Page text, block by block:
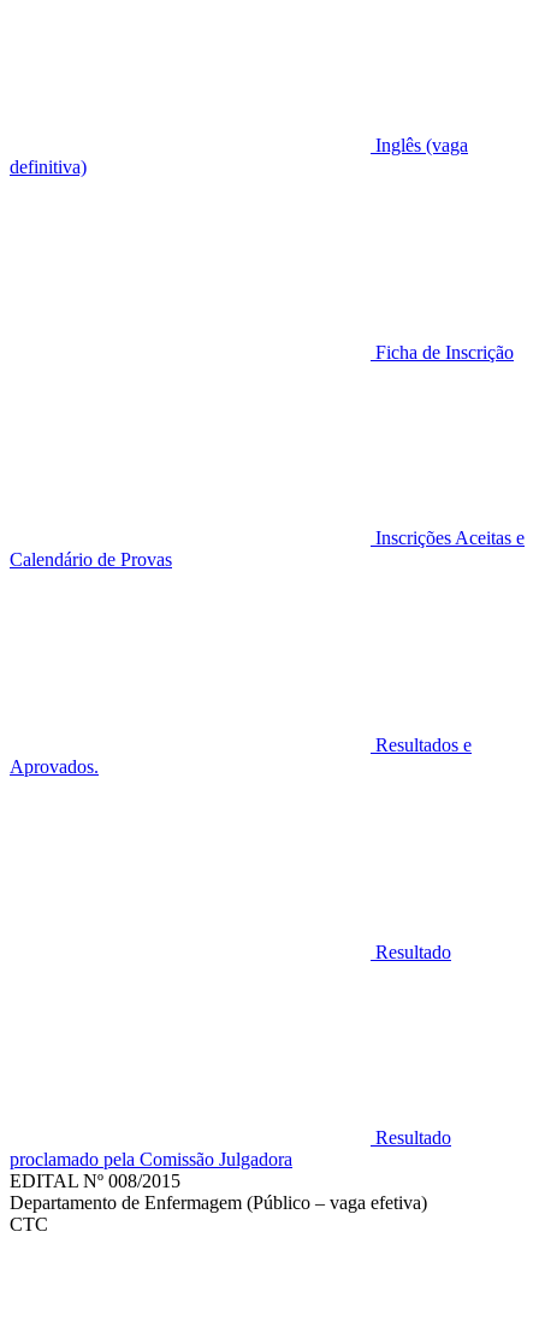
Inglês (vaga
definitiva)
Ficha de Inscrição
Inscrições Aceitas e
Calendário de Provas
Resultados e
Aprovados.
Resultado
Resultado
proclamado pela Comissão Julgadora
EDITAL Nº 008/2015
Departamento de Enfermagem (Público – vaga efetiva)
CTC